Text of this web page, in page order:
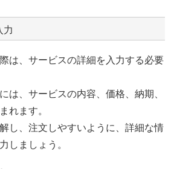
力
は、サービスの詳細を入力する必要
は、サービスの内容、価格、納期、
れます。
し、注文しやすいように、詳細な情
しましょう。